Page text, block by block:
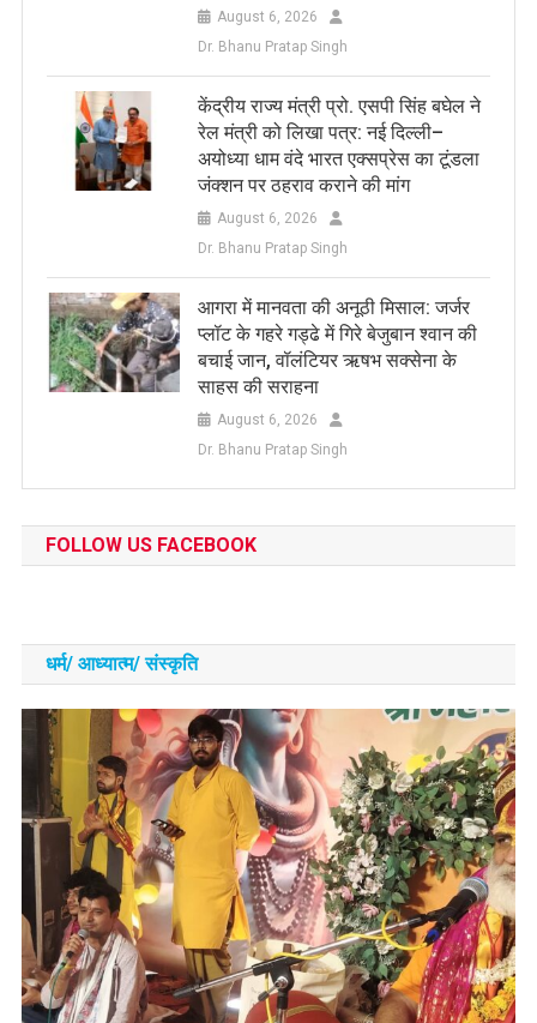
August 6, 2026
Dr. Bhanu Pratap Singh
केंद्रीय राज्य मंत्री प्रो. एसपी सिंह बघेल ने
रेल मंत्री को लिखा पत्र: नई दिल्ली–
अयोध्या धाम वंदे भारत एक्सप्रेस का टूंडला
जंक्शन पर ठहराव कराने की मांग
August 6, 2026
Dr. Bhanu Pratap Singh
आगरा में मानवता की अनूठी मिसाल: जर्जर
प्लॉट के गहरे गड्ढे में गिरे बेजुबान श्वान की
बचाई जान, वॉलंटियर ऋषभ सक्सेना के
साहस की सराहना
August 6, 2026
Dr. Bhanu Pratap Singh
FOLLOW US FACEBOOK
धर्म/ आध्‍यात्‍म/ संस्‍कृति